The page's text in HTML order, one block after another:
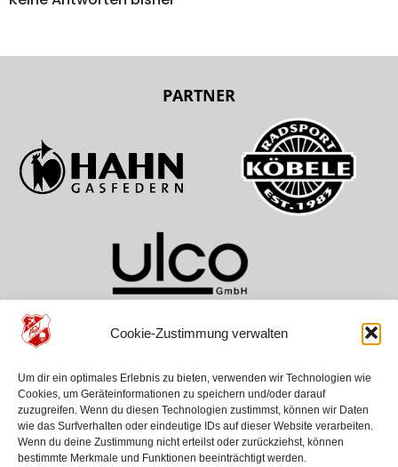
Cookie-Zustimmung verwalten
Um dir ein optimales Erlebnis zu bieten, verwenden wir Technologien wie
Cookies, um Geräteinformationen zu speichern und/oder darauf
zuzugreifen. Wenn du diesen Technologien zustimmst, können wir Daten
wie das Surfverhalten oder eindeutige IDs auf dieser Website verarbeiten.
Wenn du deine Zustimmung nicht erteilst oder zurückziehst, können
bestimmte Merkmale und Funktionen beeinträchtigt werden.
PARTNER
ASV Aichwald
SG Schurwald
Jugenden
Über Uns
Geschichte
News
Kontakt
Anfahrt